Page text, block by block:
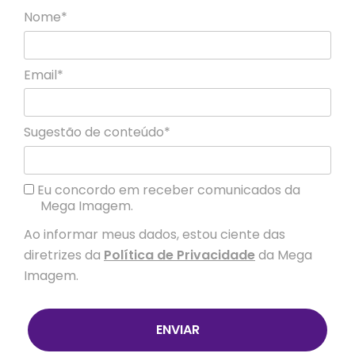
Nome*
Email*
Sugestão de conteúdo*
Eu concordo em receber comunicados da
Mega Imagem.
Ao informar meus dados, estou ciente das
diretrizes da Política de Privacidadeda Mega
Imagem.
ENVIAR